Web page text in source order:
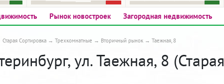
Рынок новостроек Загородная недвижимость
Старая Сортировка Трехкомнатные Вторичный рынок Таежная, 8
ул. Таежная, 8 (Старая